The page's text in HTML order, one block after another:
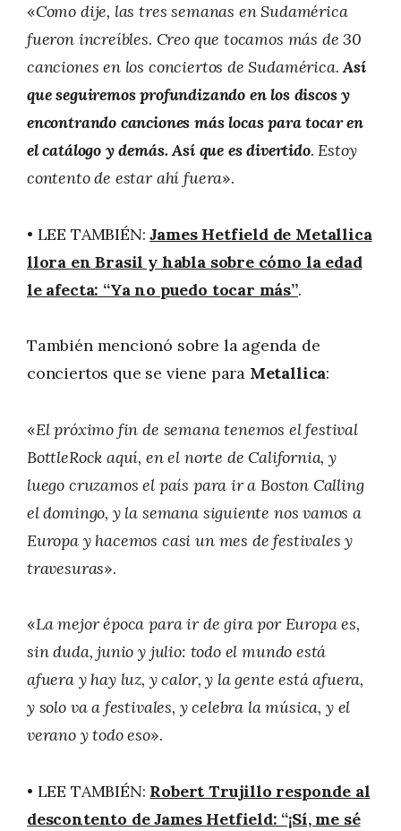
«Como dije, las tres semanas en Sudamérica
fueron increíbles. Creo que tocamos más de 30
canciones en los conciertos de Sudamérica.Así
que seguiremos profundizando en los discos y
encontrando canciones más locas para tocar en
el catálogo y demás. Así que es divertido. Estoy
contento de estar ahí fuera».
• LEE TAMBIÉN:James Hetfield de Metallica
llora en Brasil y habla sobre cómo la edad
le afecta: “Ya no puedo tocar más”.
También mencionó sobre la agenda de
conciertos que se viene para Metallica:
«El próximo fin de semana tenemos el festival
BottleRock aquí, en el norte de California, y
luego cruzamos el país para ir a Boston Calling
el domingo, y la semana siguiente nos vamos a
Europa y hacemos casi un mes de festivales y
travesuras».
«La mejor época para ir de gira por Europa es,
sin duda, junio y julio: todo el mundo está
afuera y hay luz, y calor, y la gente está afuera,
y solo va a festivales, y celebra la música, y el
verano y todo eso».
• LEE TAMBIÉN: Robert Trujillo responde al
descontento de James Hetfield: “¡Sí, me sé